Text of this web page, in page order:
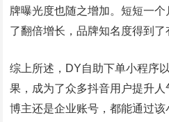
牌曝光度也随之增加。短短一
了翻倍增长，品牌知名度得到了
综上所述，DY自助下单小程序
果，成为了众多抖音用户提升
博主还是企业账号，都能通过该